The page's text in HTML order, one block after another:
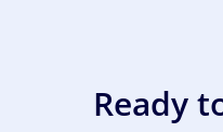
Ready